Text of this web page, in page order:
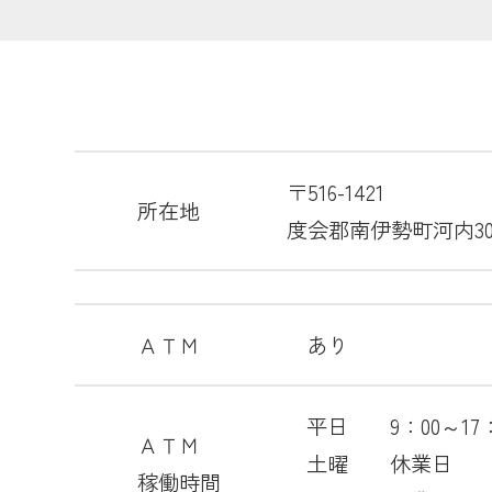
所在地
〒516-1421
度会郡南伊勢町河内
ＡＴＭ あり
ＡＴＭ
稼働時間
平日 9：00～17
土曜 休業日